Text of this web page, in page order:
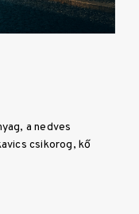
a nedves
csikorog, kő